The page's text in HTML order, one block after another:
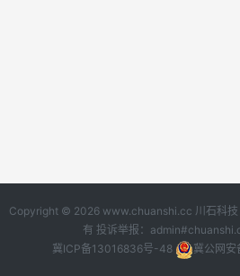
Copyright © 2026 www.chuanshi.cc 川石科技
有 投诉举报：
冀ICP备13016836号-48
冀公网